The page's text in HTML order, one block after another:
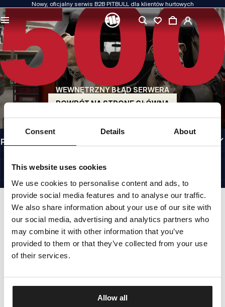
Consent Details About
This website uses cookies
We use cookies to personalise content and ads, to
provide social media features and to analyse our traffic.
We also share information about your use of our site with
our social media, advertising and analytics partners who
may combine it with other information that you’ve
provided to them or that they’ve collected from your use
of their services.
Allow all
Nowy, oficjalny serwis B2B PITBULL dla klientów hurtowych
WEWNĘTRZNY BŁĄD SERWERA
POWRÓT NA STRONĘ GŁÓWNĄ
JAKOŚĆ TO DLA NAS PRIORYTET
Naszą odzież produkujemy z pasją. Nie idziemy na kompromis w kwestiach
wytrzymałości, długowieczności materiałów i dbałości o detal.
US ORIGIN
Nasze korzenie sięgają San Diego z początku lat 90-tych XX wieku. Nasz styl jest
surowy, autentyczny i bezkompromisowy.
MARKA Z CHARAKTEREM
Nasze kolekcje wybierają sportowcy, fighterzy i uparci indywidualiści.
INFORMACJE
PRZYDATNE LINKI
©1997 - 2026 PITBULL SP. Z O.O. ALL RIGHTS RESERVED.
SITE CREDITS
IDŹ DO GÓRY